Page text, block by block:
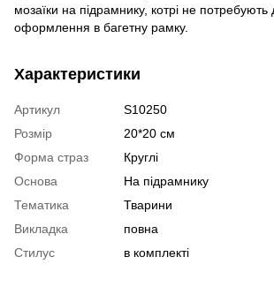
мозаїки на підрамнику, котрі не потребують
оформлення в багетну рамку.
Характеристики
Артикул
S10250
Розмір
20*20 см
Форма страз
Круглі
Основа
На підрамнику
Тематика
Тварини
Викладка
повна
Стилус
в комплекті